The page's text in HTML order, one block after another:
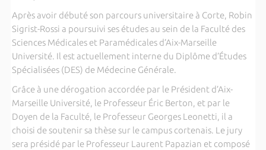
Après avoir débuté son parcours universitaire à Corte, Robin
Sigrist-Rossi a poursuivi ses études au sein de la Faculté des
Sciences Médicales et Paramédicales d’Aix-Marseille
Université. Il est actuellement interne du Diplôme d’Études
Spécialisées (DES) de Médecine Générale.
Grâce à une dérogation accordée par le Président d’Aix-
Marseille Université, le Professeur Éric Berton, et par le
Doyen de la Faculté, le Professeur Georges Leonetti, il a
choisi de soutenir sa thèse sur le campus cortenais. Le jury
sera présidé par le Professeur Laurent Papazian et composé